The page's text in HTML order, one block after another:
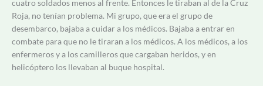
cuatro soldados menos al frente. Entonces le tiraban al de la Cruz
Roja, no tenían problema. Mi grupo, que era el grupo de
desembarco, bajaba a cuidar a los médicos. Bajaba a entrar en
combate para que no le tiraran a los médicos. A los médicos, a los
enfermeros y a los camilleros que cargaban heridos, y en
helicóptero los llevaban al buque hospital.